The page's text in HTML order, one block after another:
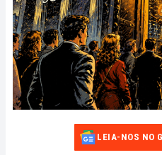
LEIA-NOS NO